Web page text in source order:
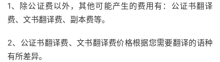
1、除公证费以外，其他可能产生的费用有：公证书翻译
费、文书翻译费、副本费等。
2、公证书翻译费、文书翻译费价格根据您需要翻译的语种
有所差异。